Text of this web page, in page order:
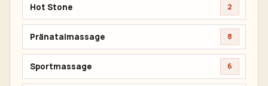
Hot Stone 2
Pränatalmassage 8
Sportmassage 6